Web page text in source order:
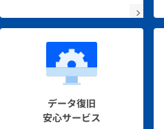
データ復旧
安心サービス